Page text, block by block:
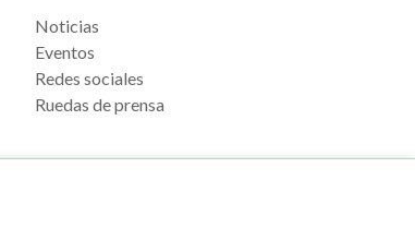
Noticias
Eventos
Redes sociales
Ruedas de prensa